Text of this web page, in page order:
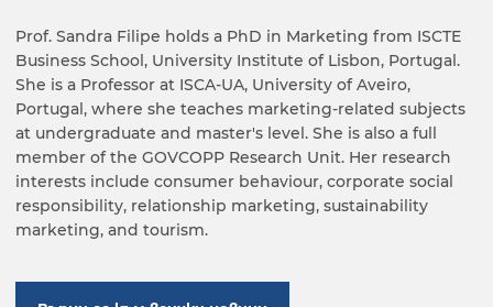
Prof. Sandra Filipe holds a PhD in Marketing from ISCTE
Business School, University Institute of Lisbon, Portugal.
She is a Professor at ISCA-UA, University of Aveiro,
Portugal, where she teaches marketing-related subjects
at undergraduate and master's level. She is also a full
member of the GOVCOPP Research Unit. Her research
interests include consumer behaviour, corporate social
responsibility, relationship marketing, sustainability
marketing, and tourism.